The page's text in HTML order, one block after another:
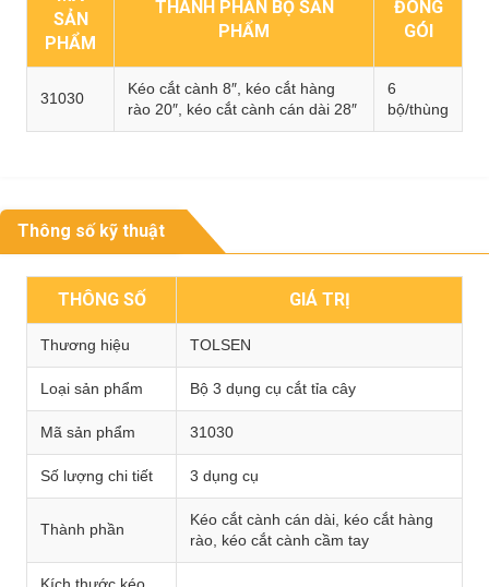
SẢN
PHẨM
THÀNH PHẦN BỘ SẢN
PHẨM
ĐÓNG
GÓI
31030
Kéo cắt cành 8″, kéo cắt hàng
rào 20″, kéo cắt cành cán dài 28″
6
bộ/thùng
Thông số kỹ thuật
THÔNG SỐ GIÁ TRỊ
Thương hiệu TOLSEN
Loại sản phẩm Bộ 3 dụng cụ cắt tỉa cây
Mã sản phẩm 31030
Số lượng chi tiết 3 dụng cụ
Thành phần
Kéo cắt cành cán dài, kéo cắt hàng
rào, kéo cắt cành cầm tay